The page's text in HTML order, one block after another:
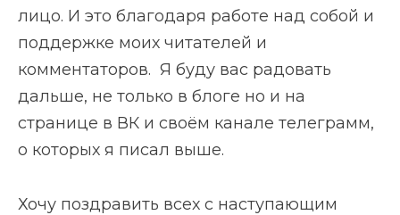
лицо. И это благодаря работе над собой и
поддержке моих читателей и
комментаторов. Я буду вас радовать
дальше, не только в блоге но и на
странице в ВК и своём канале телеграмм,
о которых я писал выше.
Хочу поздравить всех с наступающим